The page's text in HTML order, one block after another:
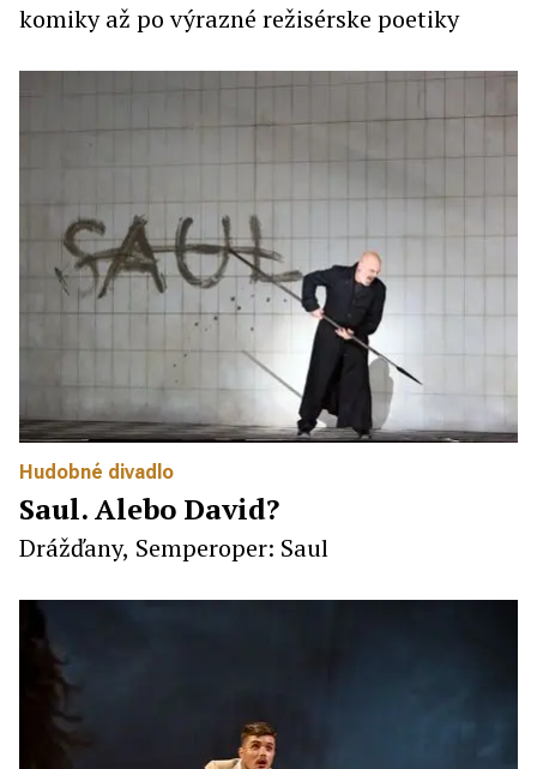
komiky až po výrazné režisérske poetiky
Hudobné divadlo
Saul. Alebo David?
Drážďany, Semperoper: Saul